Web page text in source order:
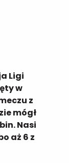
Ligi
w
z
mógł
Nasi
aż 6 z